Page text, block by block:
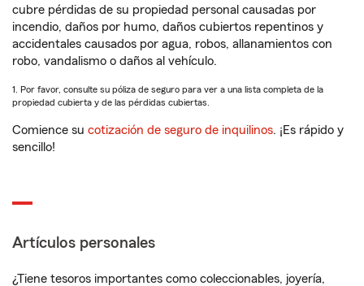
cubre pérdidas de su propiedad personal causadas por
incendio, daños por humo, daños cubiertos repentinos y
accidentales causados por agua, robos, allanamientos con
robo, vandalismo o daños al vehículo.
1. Por favor, consulte su póliza de seguro para ver a una lista completa de la
propiedad cubierta y de las pérdidas cubiertas.
Comience su cotización de seguro de inquilinos. ¡Es rápido y
sencillo!
Artículos personales
¿Tiene tesoros importantes como coleccionables, joyería,